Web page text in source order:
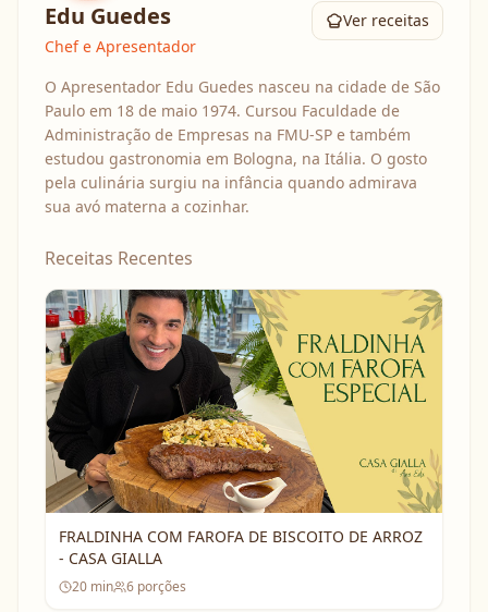
Edu Guedes
Chef e Apresentador
Ver receitas
O Apresentador Edu Guedes nasceu na cidade de São
Paulo em 18 de maio 1974. Cursou Faculdade de
Administração de Empresas na FMU-SP e também
estudou gastronomia em Bologna, na Itália. O gosto
pela culinária surgiu na infância quando admirava
sua avó materna a cozinhar.
Receitas Recentes
FRALDINHA COM FAROFA DE BISCOITO DE ARROZ
- CASA GIALLA
20 min 6 porções